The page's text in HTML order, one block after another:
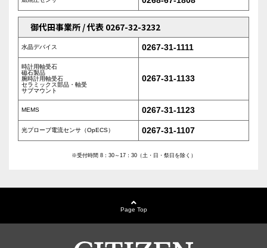
御代田事業所 / 代表 0267-32-3232
水晶デバイス 0267-31-1111
時計用軸受石
磁石製品
腕時計用軸受石
セラミックス部品・軸受
サブマウント
0267-31-1133
MEMS 0267-31-1123
光プローブ電流センサ（OpECS） 0267-31-1107
※受付時間 8：30～17：30（土・日・祭日を除く）
Page Top